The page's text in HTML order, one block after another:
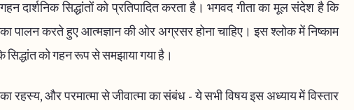
दार्शनिक सिद्धांतों को प्रतिपादित करता है। भगवद गीता का मूल संदेश है कि
पालन करते हुए आत्मज्ञान की ओर अग्रसर होना चाहिए। इस श्लोक में निष्काम
सिद्धांत को गहन रूप से समझाया गया है।
रहस्य, और परमात्मा से जीवात्मा का संबंध - ये सभी विषय इस अध्याय में विस्तार